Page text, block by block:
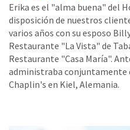
Erika es el "alma buena" del
disposición de nuestros
varios años con su esposo
Restaurante "La Vista" de
Restaurante "Casa María".
administraba conjuntamente
Chaplin's en Kiel, Alemania.